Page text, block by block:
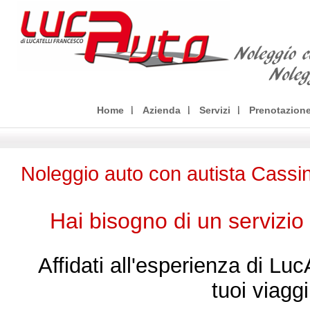
Home Azienda Servizi
Noleggio auto con autista
Hai bisogno di un
Affidati all'esperienza di
tuoi